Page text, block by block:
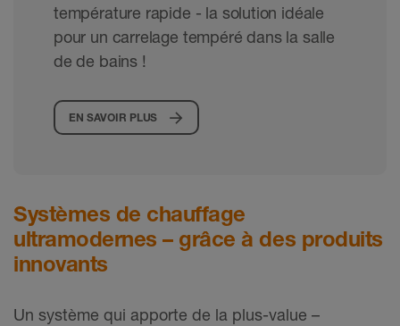
température rapide - la solution idéale
pour un carrelage tempéré dans la salle
de de bains !
EN SAVOIR PLUS
Systèmes de chauffage
ultramodernes – grâce à des produits
innovants
Un système qui apporte de la plus-value –